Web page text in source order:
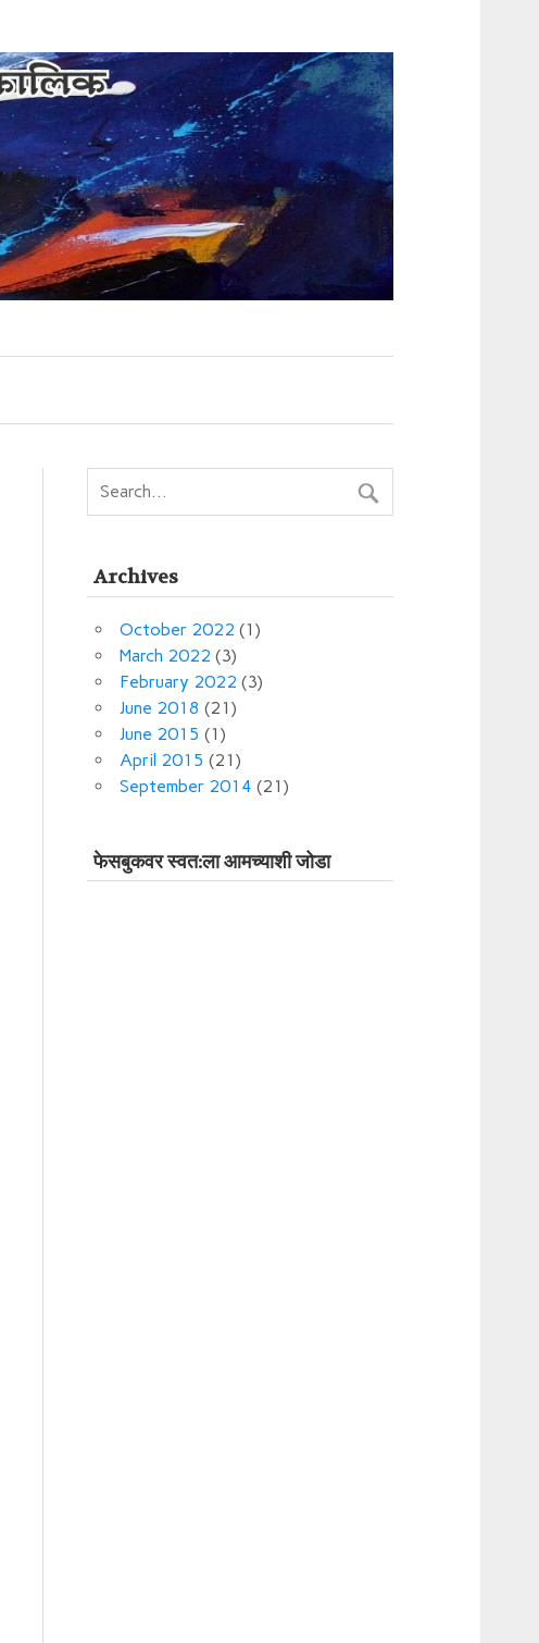
Archives
October 2022 (1)
March 2022 (3)
February 2022 (3)
June 2018 (21)
June 2015 (1)
April 2015 (21)
September 2014 (21)
फेसबुकवर स्‍वत:ला आमच्‍याशी जोडा